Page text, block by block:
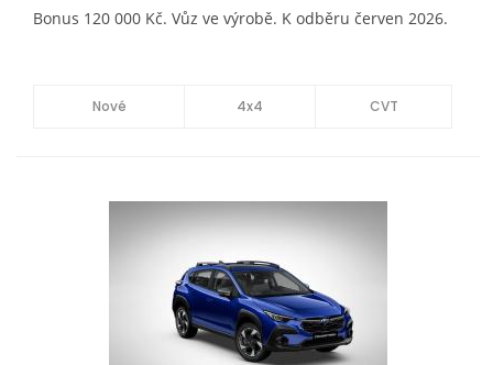
Bonus 120 000 Kč. Vůz ve výrobě. K odběru červen 2026.
Nové 4x4 CVT